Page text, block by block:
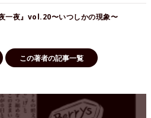
一夜』vol.20〜いつしかの現象〜
この著者の記事一覧